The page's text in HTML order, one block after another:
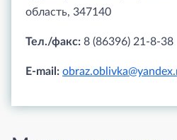
область, 347140
Тел./факс: 8 (86396) 21-8-38
E-mail: